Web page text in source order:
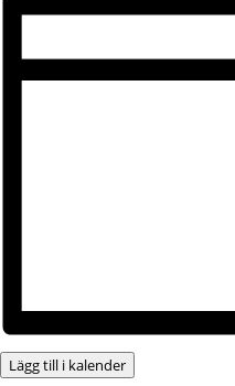
Lägg till i kalender